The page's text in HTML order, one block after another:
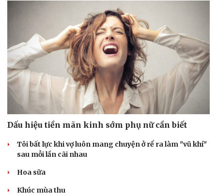
Cải chính
Dấu hiệu tiền mãn kinh sớm phụ nữ cần biết
Tôi bất lực khi vợ luôn mang chuyện ở rể ra làm "vũ khí"
sau mỗi lần cãi nhau
Hoa sữa
Khúc mùa thu